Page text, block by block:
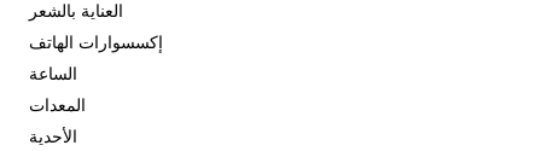
العناية بالشعر
إكسسوارات الهاتف
الساعة
المعدات
الأحدية